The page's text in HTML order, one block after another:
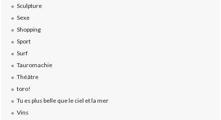
Sculpture
Sexe
Shopping
Sport
Surf
Tauromachie
Théâtre
toro!
Tu es plus belle que le ciel et la mer
Vins